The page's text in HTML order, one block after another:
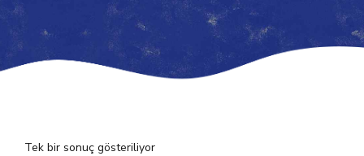
Tek bir sonuç gösteriliyor